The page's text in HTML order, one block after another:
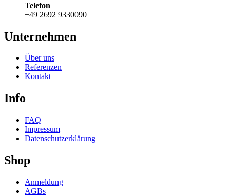
Telefon
+49 2692 9330090
Unternehmen
Über uns
Referenzen
Kontakt
Info
FAQ
Impressum
Datenschutzerklärung
Shop
Anmeldung
AGBs